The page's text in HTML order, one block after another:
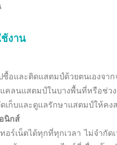
งาน
ปซื้อและติดแสตมป์ด้วยตนเองจ
ลนแสตมป์ในบางพื้นที่หรือช่วง
เก็บและดูแลรักษาแสตมป์ให้ค
นิกส์
อร์เน็ตได้ทุกที่ทุกเวลา ไม่จำกัด